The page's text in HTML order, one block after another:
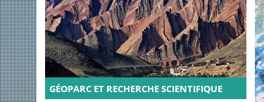
GÉOPARC ET RECHERCHE SCIENTIFIQUE